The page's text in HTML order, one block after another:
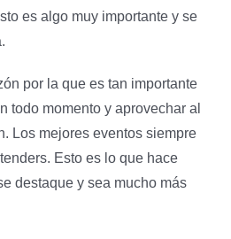
es algo muy importante y se
por la que es tan importante
todo momento y aprovechar al
Los mejores eventos siempre
Esto es lo que hace
destaque y sea mucho más